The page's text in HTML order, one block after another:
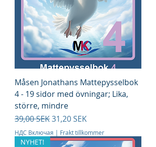
Måsen Jonathans Mattepysselbok
4 - 19 sidor med övningar; Lika,
större, mindre
Обычная цена
39,00 SEKЦена со скидкой
31,20 SEK
НДС Включая | Frakt tillkommer
NYHET!